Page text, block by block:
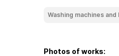
Washing machines and
Photos of works: